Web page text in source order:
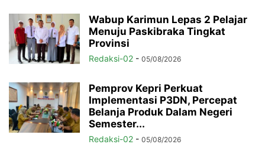
Wabup Karimun Lepas 2 Pelajar
Menuju Paskibraka Tingkat
Provinsi
Redaksi-02 - 05/08/2026
Pemprov Kepri Perkuat
Implementasi P3DN, Percepat
Belanja Produk Dalam Negeri
Semester...
Redaksi-02 - 05/08/2026